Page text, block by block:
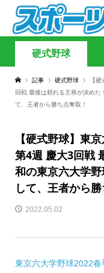
硬式野球
記事 硬式野球
【
回戦 最後は頼れる主将が決めた
て、王者から勝ち点奪取！
【硬式野球】東
第4週 慶大3回戦
和の東京六大学
して、王者から勝
2022.05.02
東京六大学野球2022春